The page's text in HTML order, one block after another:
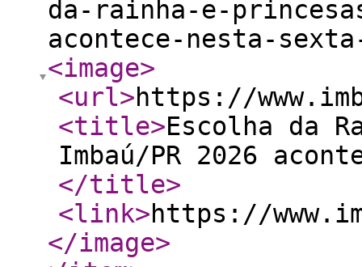
da-rainha-e-
acontece-nesta-
<image>
<url>https://
<title>Escolha da
Imbaú/PR 2026
</title>
<link>https://
</image>